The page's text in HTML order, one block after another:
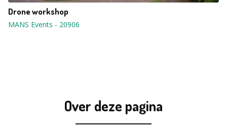
Drone workshop
MANS Events - 20906
Over deze pagina